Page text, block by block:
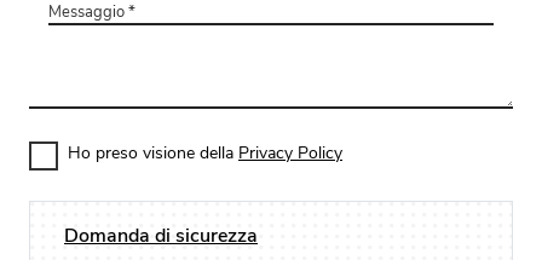
Ho preso visione della Privacy Policy
Domanda di sicurezza